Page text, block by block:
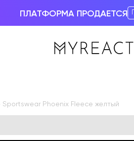
ПЛАТФОРМА ПРОДАЕТСЯ
Sportswear Phoenix Fleece желтый